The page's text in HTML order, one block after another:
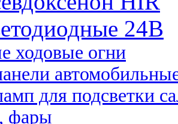
24B
ходовые огни
для подсветки
фары